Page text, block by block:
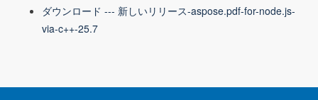
ダウンロード --- 新しいリリース-aspose.pdf-for-node.js-
via-c++-25.7